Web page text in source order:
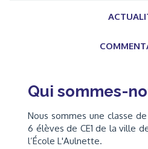
Qui sommes-
Nous sommes une classe
6 élèves de CE1 de la ville
l’École L'Aulnette.